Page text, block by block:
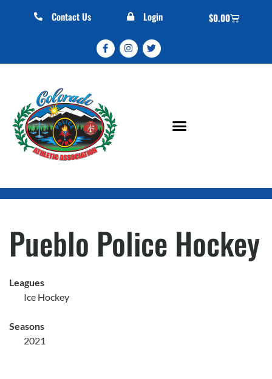
Contact Us Login $0.00
Pueblo Police Hockey
Leagues
Ice Hockey
Seasons
2021